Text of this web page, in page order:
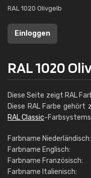
RAL 1020 Olivgelb
Einloggen
RAL 1020
Diese Seite zeigt RAL
Diese RAL Farbe gehört
RAL Classic-
Farbname Niederländisch:
Farbname Englisch:
Farbname Französisch:
Farbname Italienisch: